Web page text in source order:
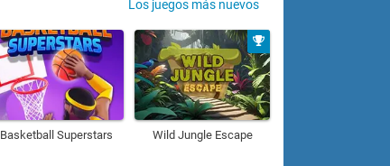
Los juegos más nuevos
Basketball Superstars Wild Jungle Escape